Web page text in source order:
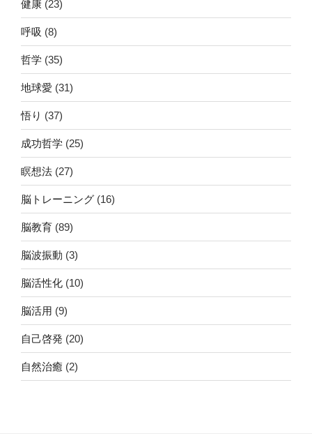
健康 (23)
呼吸 (8)
哲学 (35)
地球愛 (31)
悟り (37)
成功哲学 (25)
瞑想法 (27)
脳トレーニング (16)
脳教育 (89)
脳波振動 (3)
脳活性化 (10)
脳活用 (9)
自己啓発 (20)
自然治癒 (2)